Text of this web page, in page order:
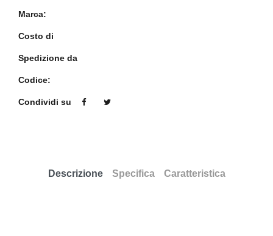
Marca:
Costo di
Spedizione da
Codice:
Condividi su
Descrizione Specifica Caratteristica